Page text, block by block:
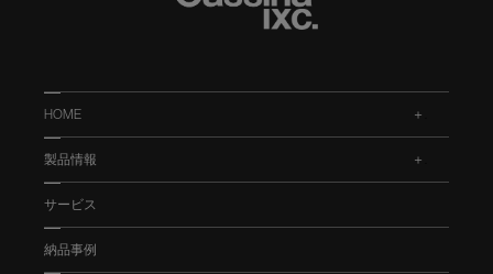
HOME
製品情報
サービス
納品事例